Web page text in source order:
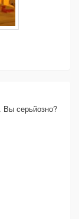
серьйозно?